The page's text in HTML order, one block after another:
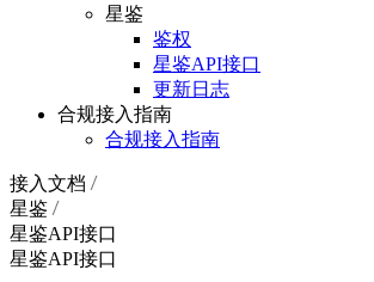
星鉴
鉴权
星鉴API接口
更新日志
合规接入指南
合规接入指南
接入文档
星鉴
星鉴API接口
星鉴API接口